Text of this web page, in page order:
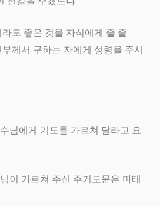
도 좋은 것을 자식에게 줄 줄
께서 구하는 자에게 성령을 주시
님에게 기도를 가르쳐 달라고 요
이 가르쳐 주신 주기도문은 마태